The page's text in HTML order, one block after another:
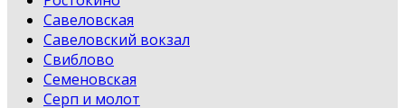
Савеловская
Савеловский вокзал
Свиблово
Семеновская
Серп и молот